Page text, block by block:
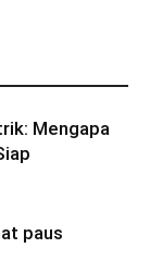
Mengapa
paus